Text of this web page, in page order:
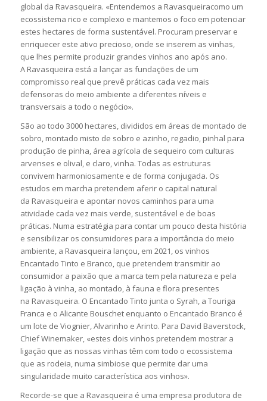
global da Ravasqueira. «Entendemos a Ravasqueiracomo um
ecossistema rico e complexo e mantemos o foco em potenciar
estes hectares de forma sustentável. Procuram preservar e
enriquecer este ativo precioso, onde se inserem as vinhas,
que lhes permite produzir grandes vinhos ano após ano.
A Ravasqueira está a lançar as fundações de um
compromisso real que prevê práticas cada vez mais
defensoras do meio ambiente a diferentes níveis e
transversais a todo o negócio».
São ao todo 3000 hectares, divididos em áreas de montado de
sobro, montado misto de sobro e azinho, regadio, pinhal para
produção de pinha, área agrícola de sequeiro com culturas
arvenses e olival, e claro, vinha. Todas as estruturas
convivem harmoniosamente e de forma conjugada. Os
estudos em marcha pretendem aferir o capital natural
da Ravasqueira e apontar novos caminhos para uma
atividade cada vez mais verde, sustentável e de boas
práticas. Numa estratégia para contar um pouco desta história
e sensibilizar os consumidores para a importância do meio
ambiente, a Ravasqueira lançou, em 2021, os vinhos
Encantado Tinto e Branco, que pretendem transmitir ao
consumidor a paixão que a marca tem pela natureza e pela
ligação à vinha, ao montado, à fauna e flora presentes
na Ravasqueira. O Encantado Tinto junta o Syrah, a Touriga
Franca e o Alicante Bouschet enquanto o Encantado Branco é
um lote de Viognier, Alvarinho e Arinto. Para David Baverstock,
Chief Winemaker, «estes dois vinhos pretendem mostrar a
ligação que as nossas vinhas têm com todo o ecossistema
que as rodeia, numa simbiose que permite dar uma
singularidade muito característica aos vinhos».
Recorde-se que a Ravasqueira é uma empresa produtora de